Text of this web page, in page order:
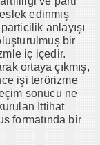
edinmiş
anlayışı
bir
iç içedir.
ortaya çıkmış,
işi terörizme
sonucu ne
İttihat
formatında bir